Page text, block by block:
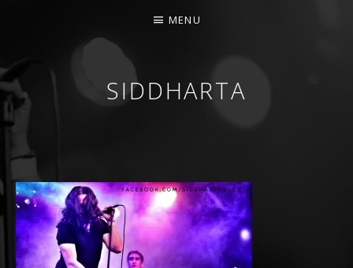
SIDDHARTA
MENU